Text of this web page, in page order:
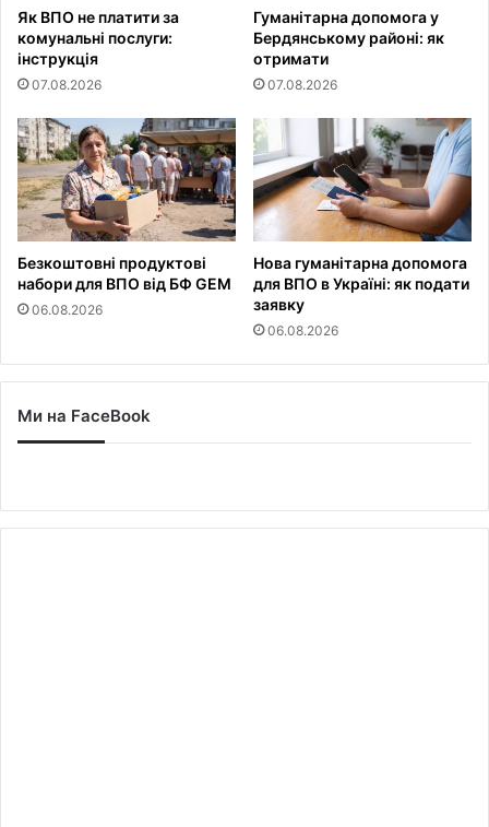
Як ВПО не платити за
комунальні послуги:
інструкція
07.08.2026
Гуманітарна допомога у
Бердянському районі: як
отримати
07.08.2026
Безкоштовні продуктові
набори для ВПО від БФ GEM
06.08.2026
Нова гуманітарна допомога
для ВПО в Україні: як подати
заявку
06.08.2026
Ми на FaceBook